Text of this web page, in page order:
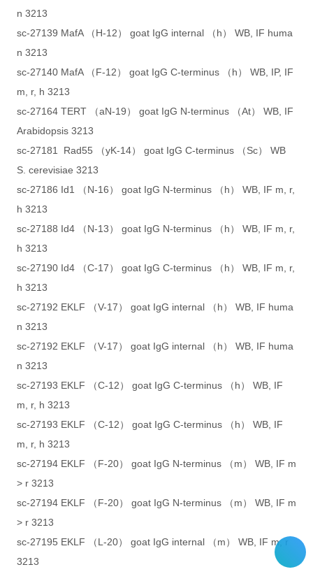
n 3213
sc-27139 MafA （H-12） goat IgG internal （h） WB, IF huma
n 3213
sc-27140 MafA （F-12） goat IgG C-terminus （h） WB, IP, IF
m, r, h 3213
sc-27164 TERT （aN-19） goat IgG N-terminus （At） WB, IF
Arabidopsis 3213
sc-27181 Rad55 （yK-14） goat IgG C-terminus （Sc） WB
S. cerevisiae 3213
sc-27186 Id1 （N-16） goat IgG N-terminus （h） WB, IF m, r,
h 3213
sc-27188 Id4 （N-13） goat IgG N-terminus （h） WB, IF m, r,
h 3213
sc-27190 Id4 （C-17） goat IgG C-terminus （h） WB, IF m, r,
h 3213
sc-27192 EKLF （V-17） goat IgG internal （h） WB, IF huma
n 3213
sc-27192 EKLF （V-17） goat IgG internal （h） WB, IF huma
n 3213
sc-27193 EKLF （C-12） goat IgG C-terminus （h） WB, IF
m, r, h 3213
sc-27193 EKLF （C-12） goat IgG C-terminus （h） WB, IF
m, r, h 3213
sc-27194 EKLF （F-20） goat IgG N-terminus （m） WB, IF m
> r 3213
sc-27194 EKLF （F-20） goat IgG N-terminus （m） WB, IF m
> r 3213
sc-27195 EKLF （L-20） goat IgG internal （m） WB, IF m, r
3213